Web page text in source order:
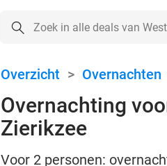
Overzicht > Overnachten
Overnachting
Zierikzee
Voor 2 personen: